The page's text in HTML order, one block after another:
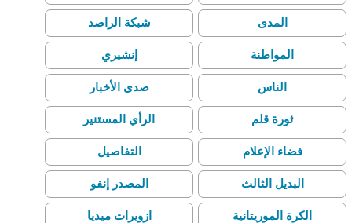
المدى شبكة الراصد
المواطنة إنشيري
الناس صدى الأخبار
ثورة قلم الرأي المستنير
فضاء الإعلام التفاصيل
البديل الثالث المصدر إنفو
الكرة الموريتانية ازويرات ميديا